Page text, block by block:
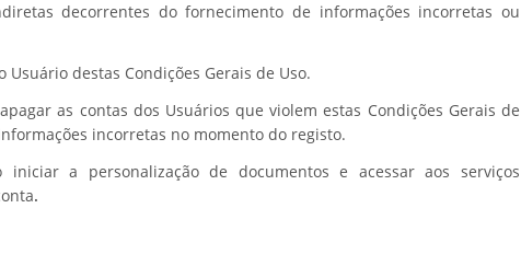
decorrentes do fornecimento de informações incorretas ou
destas Condições Gerais de Uso.
as contas dos Usuários que violem estas Condições Gerais de
incorretas no momento do registo.
a personalização de documentos e acessar aos serviços
.